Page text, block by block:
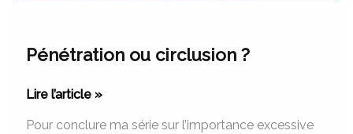
Pénétration ou circlusion ?
Lire l’article »
Pour conclure ma série sur l’importance excessive